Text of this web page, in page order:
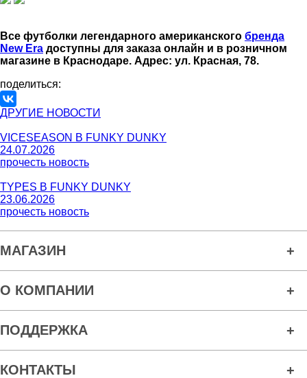
Все футболки легендарного американского бренда
New Era доступны для заказа онлайн и в розничном
магазине в Краснодаре. Адрес: ул. Красная, 78.
поделиться:
ДРУГИЕ НОВОСТИ
VICESEASON В FUNKY DUNKY
24.07.2026
прочесть новость
TYPES В FUNKY DUNKY
23.06.2026
прочесть новость
МАГАЗИН
О КОМПАНИИ
ПОДДЕРЖКА
КОНТАКТЫ